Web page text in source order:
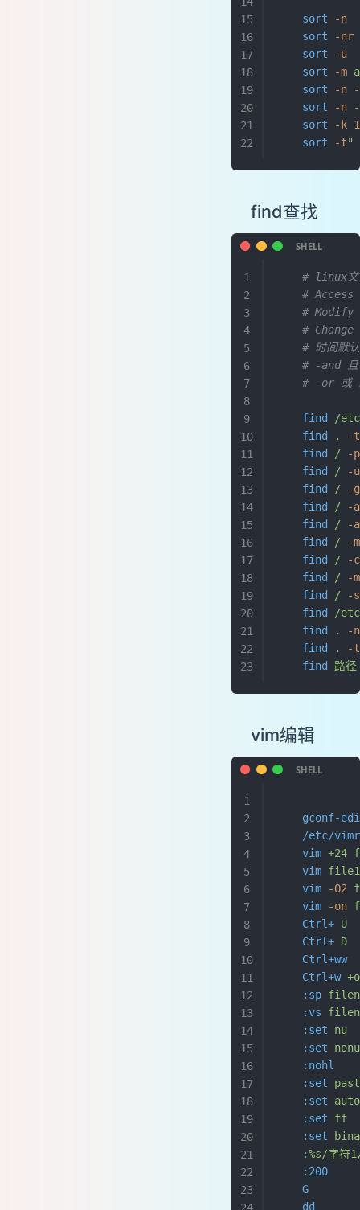
判断日期是否合法
打印日期段所有日期
数学计算的小算法
横竖转换
竖行转横行
取用户的根目录
远程打包
查找连续多行，在不连续的行前插入
批量修改数据库引擎
将shell取到的数据插入mysql数据库
两日期间隔天数
while执行ssh只循环一次
ssh批量执行命令
在同一位置打印字符
shell并发
shell并发函数
函数
检测软件包是否存在
游戏维护菜单-修改配置文件
抓取系统中负载最高的进程
Web Server in Awk
经验
原文
    sort
-n
    sort
-nr
    sort
-u
    sort
-m
    sort
-n
    sort
-n
    sort
-k
    sort
-t"
find查找
# linux文
# Access
# Modify
# Change
# 时间默
# -and 且
# -or 或
    find
/etc
    find
.
-
    find
/ -
    find
/ -
    find
/ -
    find
/ -
    find
/ -
    find
/ -
    find
/ -
    find
/ -
    find
/ -
    find
/etc
    find
.
-
    find
.
-
    find
路径
vim编辑
gconf-
/etc/
    vim
+24
    vim
file1
    vim
-O2
    vim
-on
    Ctrl+
U
    Ctrl+
D
    Ctrl+ww
    Ctrl+w
    :sp
    :vs
    :set
nu
    :set
nonu
    :nohl
    :set
    :set
    :set
ff
    :set
    :
%s/字符
    :200
    G
    dd